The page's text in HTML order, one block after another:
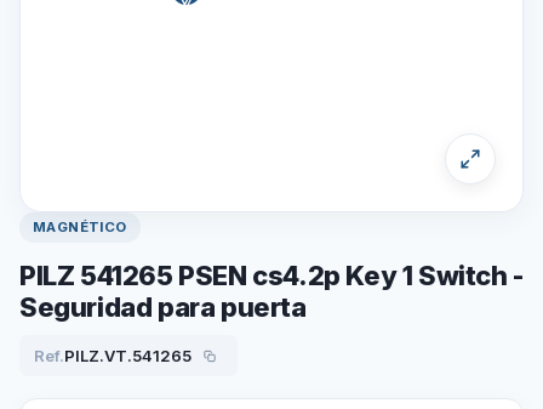
MAGNÉTICO
PILZ 541265 PSEN cs4.2p Key 1 Switch -
Seguridad para puerta
Ref.PILZ.VT.541265